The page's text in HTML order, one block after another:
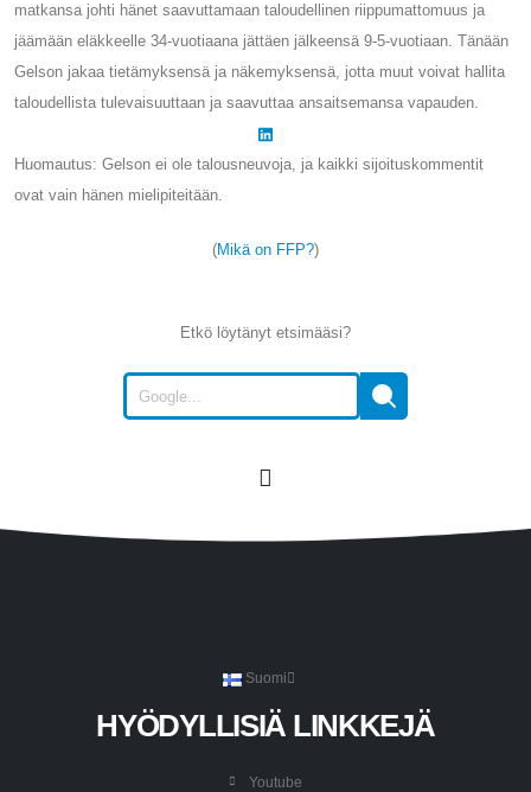
matkansa johti hänet saavuttamaan taloudellinen riippumattomuus ja
jäämään eläkkeelle 34-vuotiaana jättäen jälkeensä 9-5-vuotiaan. Tänään
Gelson jakaa tietämyksensä ja näkemyksensä, jotta muut voivat hallita
taloudellista tulevaisuuttaan ja saavuttaa ansaitsemansa vapauden.
Huomautus: Gelson ei ole talousneuvoja, ja kaikki sijoituskommentit
ovat vain hänen mielipiteitään.
(Mikä on FFP?)
Etkö löytänyt etsimääsi?
Suomi
HYÖDYLLISIÄ LINKKEJÄ
Youtube